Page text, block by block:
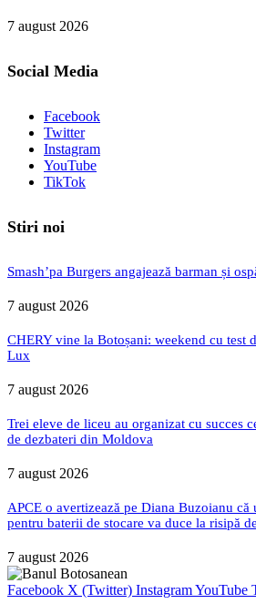
7 august 2026
Social Media
Facebook
Twitter
Instagram
YouTube
TikTok
Stiri noi
Smash’pa Burgers angajează barman și
7 august 2026
CHERY vine la Botoșani: weekend cu test
Lux
7 august 2026
Trei eleve de liceu au organizat cu succes
de dezbateri din Moldova
7 august 2026
APCE o avertizează pe Diana Buzoianu
pentru baterii de stocare va duce la risipă
7 august 2026
Facebook X (Twitter) InstagramYouTube